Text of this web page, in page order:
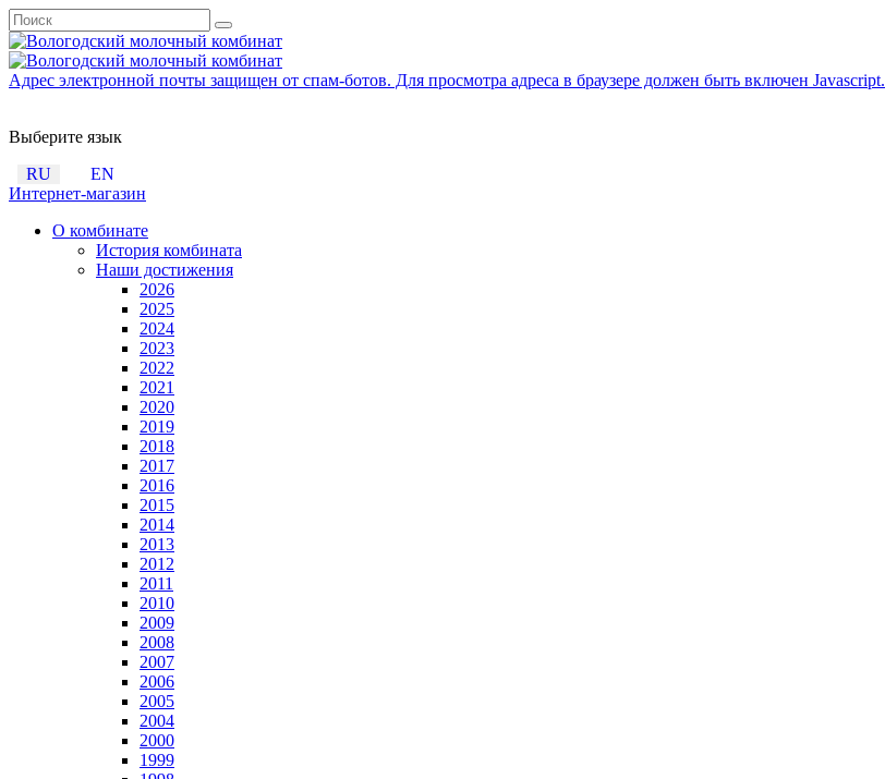
Адрес электронной почты защищен от спам-ботов. Для просмотра адреса в браузере должен быть включен Javascript.
Выберите язык
RU
EN
Интернет-магазин
О комбинате
История комбината
Наши достижения
2026
2025
2024
2023
2022
2021
2020
2019
2018
2017
2016
2015
2014
2013
2012
2011
2010
2009
2008
2007
2006
2005
2004
2000
1999